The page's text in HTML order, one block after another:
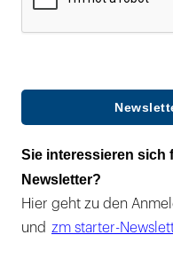
Sie interessieren sich
Newsletter?
Hier geht zu den
und zm starter-